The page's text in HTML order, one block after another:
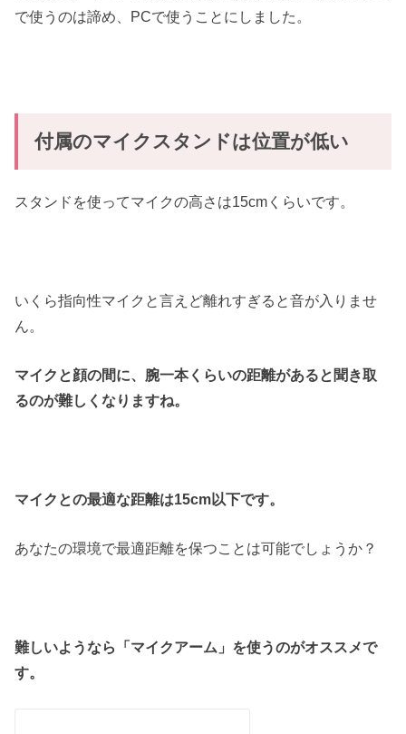
で使うのは諦め、PCで使うことにしました。
付属のマイクスタンドは位置が低い
スタンドを使ってマイクの高さは15cmくらいです。
いくら指向性マイクと言えど離れすぎると音が入りませ
ん。
マイクと顔の間に、腕一本くらいの距離があると聞き取
るのが難しくなりますね。
マイクとの最適な距離は15cm以下です。
あなたの環境で最適距離を保つことは可能でしょうか？
難しいようなら「マイクアーム」を使うのがオススメで
す。